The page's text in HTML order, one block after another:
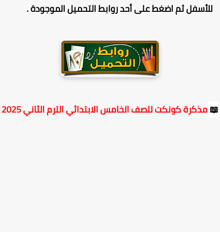
ثم اضغط على أحد روابط التحميل الموجودة.
مذكرة كونكت للصف الخامس الابتدائي الترم الثاني 2025